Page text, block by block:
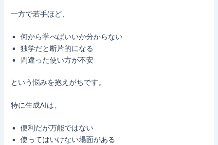
一方で若手ほど、
何から学べばいいか分からない
独学だと断片的になる
間違った使い方が不安
という悩みを抱えがちです。
特に生成AIは、
便利だが万能ではない
使ってはいけない場面がある